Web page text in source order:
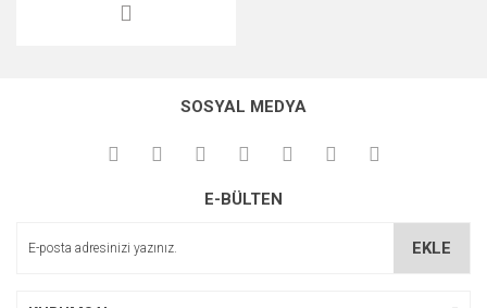
SOSYAL MEDYA
E-BÜLTEN
EKLE